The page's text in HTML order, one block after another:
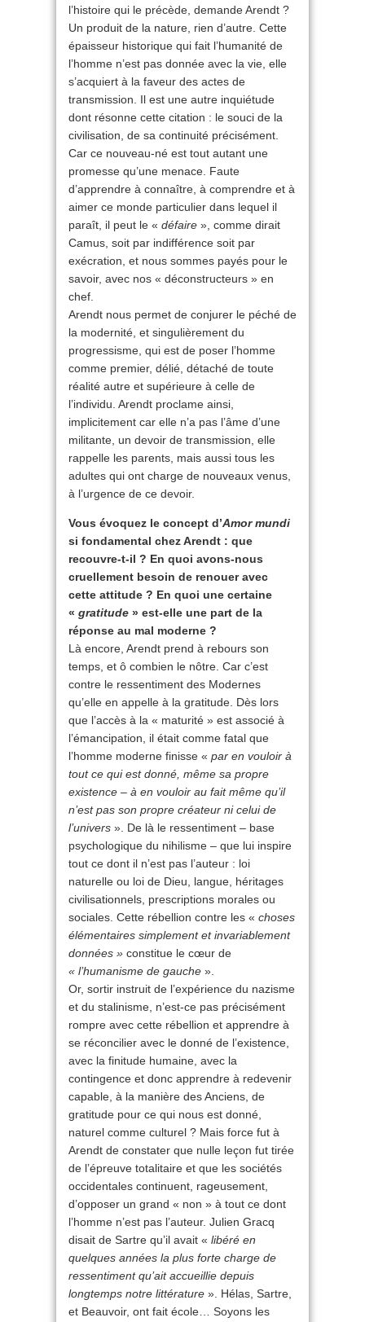
l’histoire qui le précède, demande Arendt ?
Un produit de la nature, rien d’autre. Cette
épaisseur historique qui fait l’humanité de
l’homme n’est pas donnée avec la vie, elle
s’acquiert à la faveur des actes de
transmission. Il est une autre inquiétude
dont résonne cette citation : le souci de la
civilisation, de sa continuité précisément.
Car ce nouveau-né est tout autant une
promesse qu’une menace. Faute
d’apprendre à connaître, à comprendre et à
aimer ce monde particulier dans lequel il
paraît, il peut le « défaire », comme dirait
Camus, soit par indifférence soit par
exécration, et nous sommes payés pour le
savoir, avec nos « déconstructeurs » en
chef.
Arendt nous permet de conjurer le péché de
la modernité, et singulièrement du
progressisme, qui est de poser l’homme
comme premier, délié, détaché de toute
réalité autre et supérieure à celle de
l’individu. Arendt proclame ainsi,
implicitement car elle n’a pas l’âme d’une
militante, un devoir de transmission, elle
rappelle les parents, mais aussi tous les
adultes qui ont charge de nouveaux venus,
à l’urgence de ce devoir.
Vous évoquez le concept d’Amor mundi
si fondamental chez Arendt : que
recouvre-t-il ? En quoi avons-nous
cruellement besoin de renouer avec
cette attitude ? En quoi une certaine
« gratitude » est-elle une part de la
réponse au mal moderne ?
Là encore, Arendt prend à rebours son
temps, et ô combien le nôtre. Car c’est
contre le ressentiment des Modernes
qu’elle en appelle à la gratitude. Dès lors
que l’accès à la « maturité » est associé à
l’émancipation, il était comme fatal que
l’homme moderne finisse « par en vouloir à
tout ce qui est donné, même sa propre
existence – à en vouloir au fait même qu’il
n’est pas son propre créateur ni celui de
l’univers ». De là le ressentiment – base
psychologique du nihilisme – que lui inspire
tout ce dont il n’est pas l’auteur : loi
naturelle ou loi de Dieu, langue, héritages
civilisationnels, prescriptions morales ou
sociales. Cette rébellion contre les « choses
élémentaires simplement et invariablement
données » constitue le cœur de
« l’humanisme de gauche ».
Or, sortir instruit de l’expérience du nazisme
et du stalinisme, n’est-ce pas précisément
rompre avec cette rébellion et apprendre à
se réconcilier avec le donné de l’existence,
avec la finitude humaine, avec la
contingence et donc apprendre à redevenir
capable, à la manière des Anciens, de
gratitude pour ce qui nous est donné,
naturel comme culturel ? Mais force fut à
Arendt de constater que nulle leçon fut tirée
de l’épreuve totalitaire et que les sociétés
occidentales continuent, rageusement,
d’opposer un grand « non » à tout ce dont
l’homme n’est pas l’auteur. Julien Gracq
disait de Sartre qu’il avait « libéré en
quelques années la plus forte charge de
ressentiment qu’ait accueillie depuis
longtemps notre littérature ». Hélas, Sartre,
et Beauvoir, ont fait école… Soyons les